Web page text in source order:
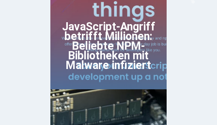
JavaScript-Angriff
betrifft Millionen:
Beliebte NPM-
Bibliotheken mit
Malware infiziert